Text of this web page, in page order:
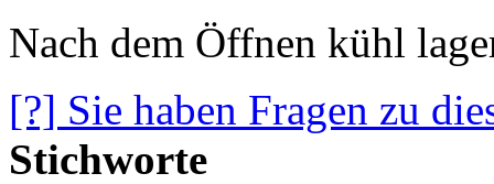
Nach dem Öffnen kühl
[?] Sie haben Fragen zu
Stichworte